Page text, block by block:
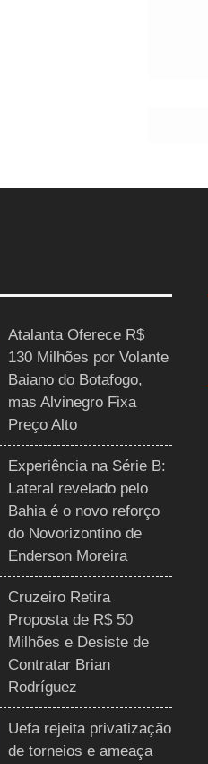
Atalanta Oferece R$
130 Milhões por Volante
Baiano do Botafogo,
mas Alvinegro Fixa
Preço Alto
Experiência na Série B:
Lateral revelado pelo
Bahia é o novo reforço
do Novorizontino de
Enderson Moreira
Cruzeiro Retira
Proposta de R$ 50
Milhões e Desiste de
Contratar Brian
Rodríguez
Uefa rejeita privatização
de torneios e ameaça